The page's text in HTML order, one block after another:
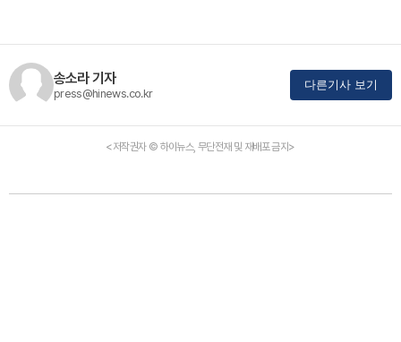
송소라 기자
press@hinews.co.kr
다른기사 보기
<저작권자 © 하이뉴스, 무단전재 및 재배포 금지>